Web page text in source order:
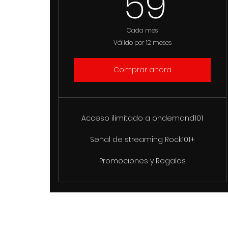
Cada mes
Válido por 12 meses
Comprar ahora
Acceso ilimitado a ondemand101
Señal de streaming Rock101+
Promociones y Regalos